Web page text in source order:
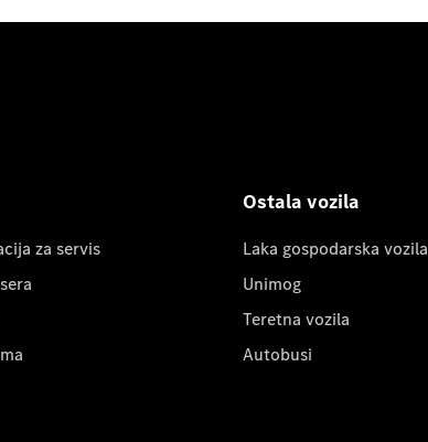
za servis
Ostala vozila
Laka gospodarska vozila
Unimog
Teretna vozila
Autobusi